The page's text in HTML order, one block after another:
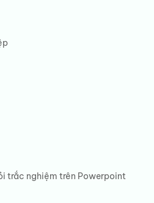
trắc nghiệm trên Powerpoint